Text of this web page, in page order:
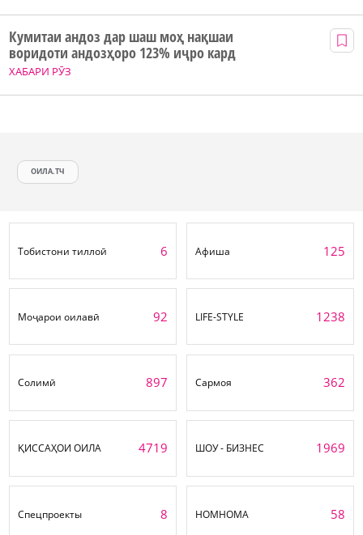
ХАБАРИ РӮЗ
Кумитаи андоз дар шаш моҳ нақшаи
воридоти андозҳоро 123% иҷро кард
ОИЛА.ТЧ
Тобистони тиллоӣ 6 Афиша 125
Моҷарои оилавӣ 92 LIFE-STYLE 1238
Солимӣ 897 Сармоя 362
ҚИССАҲОИ ОИЛА 4719 ШОУ - БИЗНЕС 1969
Спецпроекты 8 НОМНОМА 58